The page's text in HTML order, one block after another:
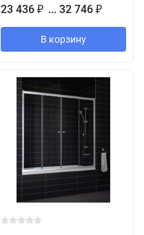
23 436 ₽ ... 32 746 ₽
В корзину